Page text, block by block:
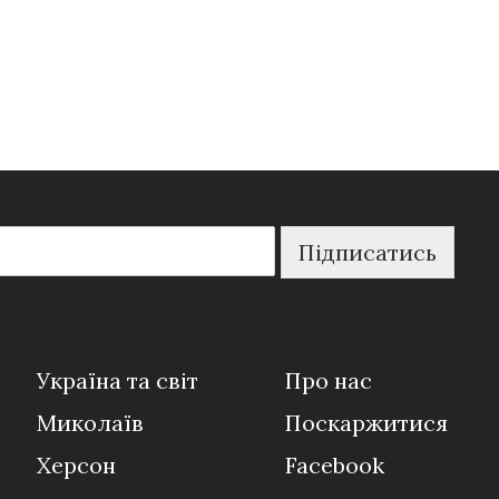
Підписатись
Україна та світ
Миколаїв
Херсон
Про нас
Поскаржитися
Facebook